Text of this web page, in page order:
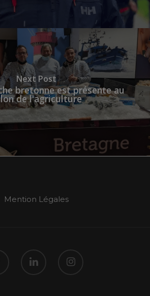
Next Post
bretonne est présente au
de l'agriculture
Mention Légales